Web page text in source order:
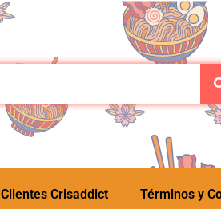
Clientes Crisaddict Términos y